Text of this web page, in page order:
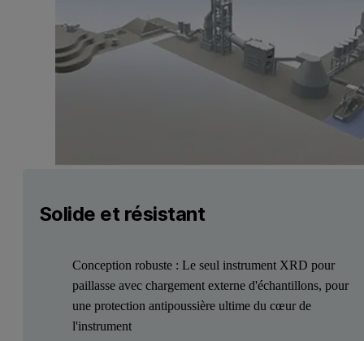
Solide et résistant
Conception robuste : Le seul instrument XRD pour
paillasse avec chargement externe d'échantillons, pour
une protection antipoussière ultime du cœur de
l'instrument